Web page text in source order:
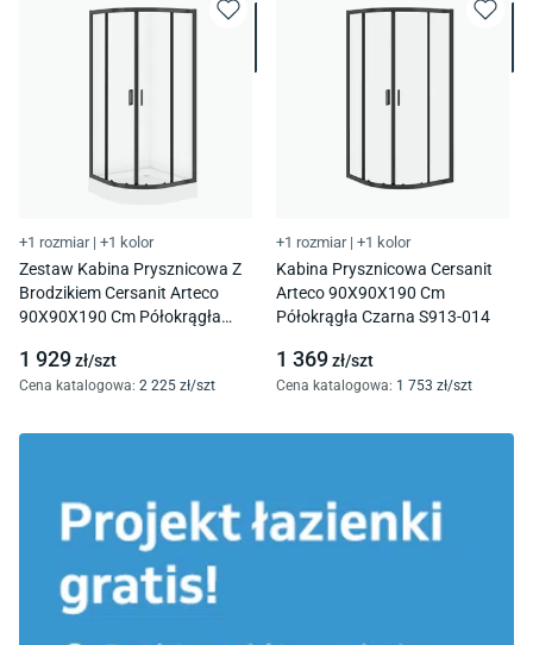
+1 rozmiar | +1 kolor
Zestaw Kabina Prysznicowa Z
Brodzikiem Cersanit Arteco
90X90X190 Cm Półokrągła
S913-026
1 929zł/szt
Cena katalogowa: 2 225 zł/szt
+1 rozmiar | +1 kolor
Kabina Prysznicowa Cersanit
Arteco 90X90X190 Cm
Półokrągła Czarna S913-014
1 369zł/szt
Cena katalogowa: 1 753 zł/szt